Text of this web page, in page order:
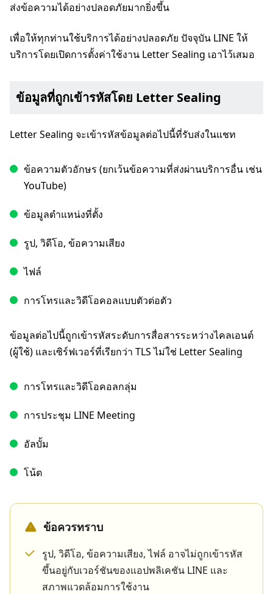
ส่งข้อความได้อย่างปลอดภัยมากยิ่งขึ้น
เพื่อให้ทุกท่านใช้บริการได้อย่างปลอดภัย ปัจจุบัน LINE ให้
บริการโดยเปิดการตั้งค่าใช้งาน Letter Sealing เอาไว้เสมอ
ข้อมูลที่ถูกเข้ารหัสโดย Letter Sealing
Letter Sealing จะเข้ารหัสข้อมูลต่อไปนี้ที่รับส่งในแชท
ข้อความตัวอักษร (ยกเว้นข้อความที่ส่งผ่านบริการอื่น เช่น
YouTube)
ข้อมูลตำแหน่งที่ตั้ง
รูป, วิดีโอ, ข้อความเสียง
ไฟล์
การโทรและวิดีโอคอลแบบตัวต่อตัว
ข้อมูลต่อไปนี้ถูกเข้ารหัสระดับการสื่อสารระหว่างไคลเอนต์
(ผู้ใช้) และเซิร์ฟเวอร์ที่เรียกว่า TLS ไม่ใช่ Letter Sealing
การโทรและวิดีโอคอลกลุ่ม
การประชุม LINE Meeting
อัลบั้ม
โน้ต
ข้อควรทราบ
รูป, วิดีโอ, ข้อความเสียง, ไฟล์ อาจไม่ถูกเข้ารหัส
ขึ้นอยู่กับเวอร์ชันของแอปพลิเคชัน LINE และ
สภาพแวดล้อมการใช้งาน